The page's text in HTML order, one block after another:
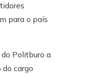
para o país
Politburo a
cargo